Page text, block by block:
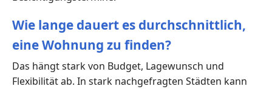
Wie lange dauert es durchschnittlich,
eine Wohnung zu finden?
Das hängt stark von Budget, Lagewunsch und
Flexibilität ab. In stark nachgefragten Städten kann